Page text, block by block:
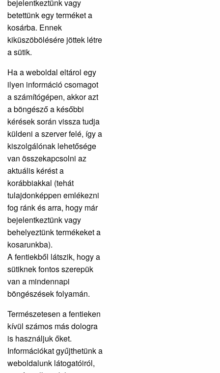
bejelentkeztünk vagy
betettünk egy terméket a
kosárba. Ennek
kiküszöbölésére jöttek létre
a sütik.
Ha a weboldal eltárol egy
ilyen információ csomagot
a számítógépen, akkor azt
a böngésző a későbbi
kérések során vissza tudja
küldeni a szerver felé, így a
kiszolgálónak lehetősége
van összekapcsolni az
aktuális kérést a
korábbiakkal (tehát
tulajdonképpen emlékezni
fog ránk és arra, hogy már
bejelentkeztünk vagy
behelyeztünk termékeket a
kosarunkba).
A fentiekből látszik, hogy a
sütiknek fontos szerepük
van a mindennapi
böngészések folyamán.
Természetesen a fentieken
kívül számos más dologra
is használjuk őket.
Információkat gyűjthetünk a
weboldalunk látogatóiról,